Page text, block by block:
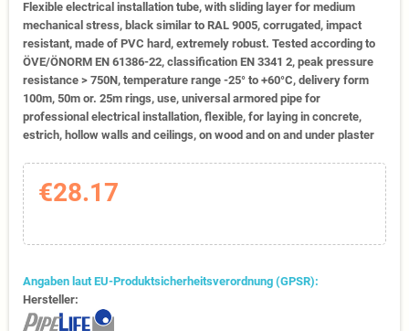
Flexible electrical installation tube, with sliding layer for medium
mechanical stress, black similar to RAL 9005, corrugated, impact
resistant, made of PVC hard, extremely robust. Tested according to
ÖVE/ÖNORM EN 61386-22, classification EN 3341 2, peak pressure
resistance > 750N, temperature range -25° to +60°C, delivery form
100m, 50m or. 25m rings, use, universal armored pipe for
professional electrical installation, flexible, for laying in concrete,
estrich, hollow walls and ceilings, on wood and on and under plaster
€28.17
Angaben laut EU-Produktsicherheitsverordnung (GPSR):
Hersteller: